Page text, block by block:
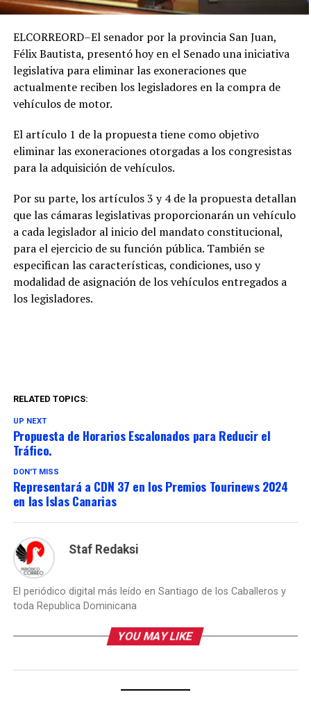
ELCORREORD–El senador por la provincia San Juan,
Félix Bautista, presentó hoy en el Senado una iniciativa
legislativa para eliminar las exoneraciones que
actualmente reciben los legisladores en la compra de
vehículos de motor.
El artículo 1 de la propuesta tiene como objetivo
eliminar las exoneraciones otorgadas a los congresistas
para la adquisición de vehículos.
Por su parte, los artículos 3 y 4 de la propuesta detallan
que las cámaras legislativas proporcionarán un vehículo
a cada legislador al inicio del mandato constitucional,
para el ejercicio de su función pública. También se
especifican las características, condiciones, uso y
modalidad de asignación de los vehículos entregados a
los legisladores.
RELATED TOPICS:
UP NEXT
Propuesta de Horarios Escalonados para Reducir el
Tráfico.
DON'T MISS
Representará a CDN 37 en los Premios Tourinews 2024
en las Islas Canarias
Staf Redaksi
El periódico digital más leído en Santiago de los Caballeros y
toda Republica Dominicana
YOU MAY LIKE